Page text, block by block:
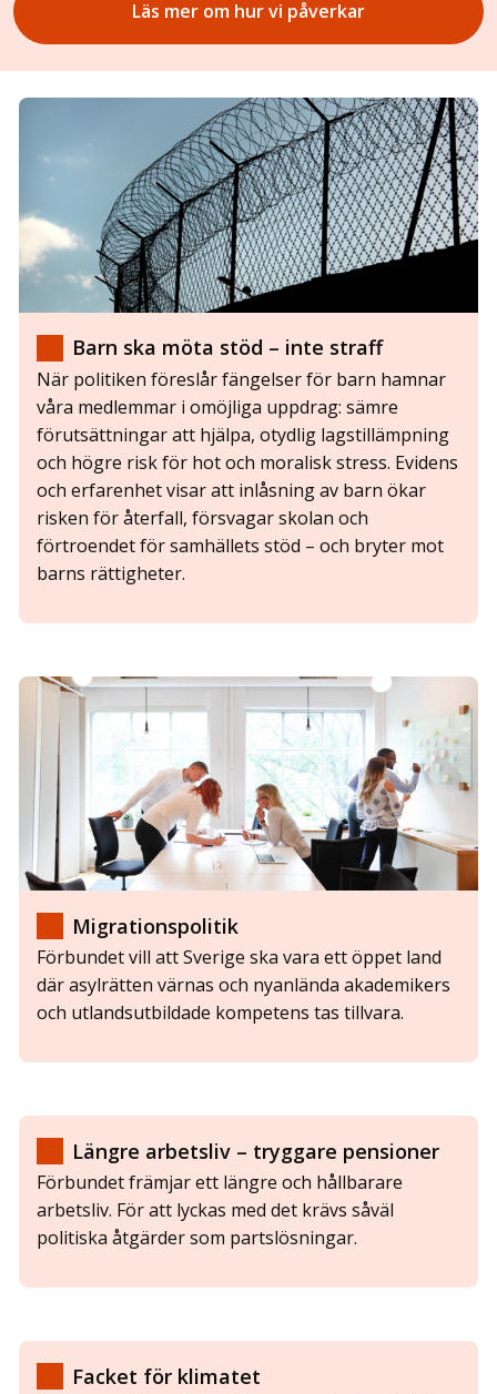
Läs mer om hur vi påverkar
Barn ska möta stöd – inte straff
När politiken föreslår fängelser för barn hamnar
våra medlemmar i omöjliga uppdrag: sämre
förutsättningar att hjälpa, otydlig lagstillämpning
och högre risk för hot och moralisk stress. Evidens
och erfarenhet visar att inlåsning av barn ökar
risken för återfall, försvagar skolan och
förtroendet för samhällets stöd – och bryter mot
barns rättigheter.
Migrationspolitik
Förbundet vill att Sverige ska vara ett öppet land
där asylrätten värnas och nyanlända akademikers
och utlandsutbildade kompetens tas tillvara.
Längre arbetsliv – tryggare pensioner
Förbundet främjar ett längre och hållbarare
arbetsliv. För att lyckas med det krävs såväl
politiska åtgärder som partslösningar.
Facket för klimatet